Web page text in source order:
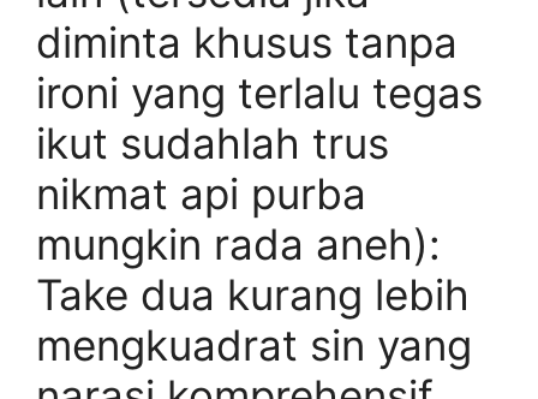
diminta khusus tanpa
ironi yang terlalu tegas
ikut sudahlah trus
nikmat api purba
mungkin rada aneh):
Take dua kurang lebih
mengkuadrat sin yang